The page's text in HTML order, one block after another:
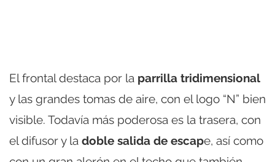
El frontal destaca por la parrilla tridimensional
y las grandes tomas de aire, con el logo “N” bien
visible. Todavía más poderosa es la trasera, con
el difusor y la doble salida de escape, así como